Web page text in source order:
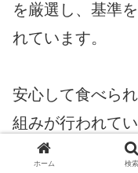
を厳選し、基準
れています。
安心して食べら
組みが行われて
ホーム 検索